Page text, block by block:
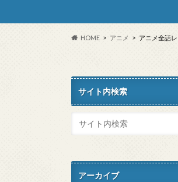
HOME アニメ アニメ全話
サイト内検索
アーカイブ